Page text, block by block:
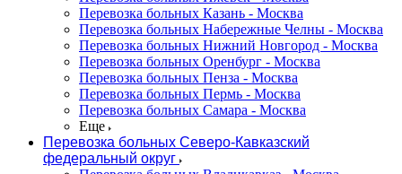
Перевозка больных Казань - Москва
Перевозка больных Набережные Челны - Москва
Перевозка больных Нижний Новгород - Москва
Перевозка больных Оренбург - Москва
Перевозка больных Пенза - Москва
Перевозка больных Пермь - Москва
Перевозка больных Самара - Москва
Еще
Перевозка больных Северо-Кавказский
федеральный округ